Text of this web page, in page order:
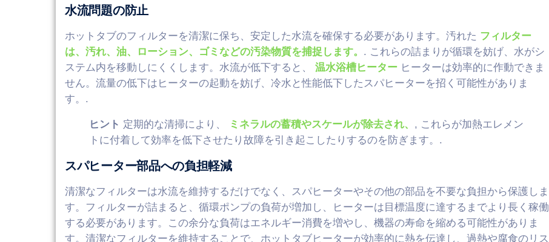
水流問題の防止
ホットタブのフィルターを清潔に保ち、安定した水流を確保する必要があります。汚れた フィルター
は、汚れ、油、ローション、ゴミなどの汚染物質を捕捉します。 . これらの詰まりが循環を妨げ、水がシ
ステム内を移動しにくくします。水流が低下すると、 温水浴槽ヒーター ヒーターは効率的に作動できま
せん。流量の低下はヒーターの起動を妨げ、冷水と性能低下したスパヒーターを招く可能性がありま
す。.
ヒント 定期的な清掃により、 ミネラルの蓄積やスケールが除去され、 , これらが加熱エレメン
トに付着して効率を低下させたり故障を引き起こしたりするのを防ぎます。.
スパヒーター部品への負担軽減
清潔なフィルターは水流を維持するだけでなく、スパヒーターやその他の部品を不要な負担から保護しま
す。フィルターが詰まると、循環ポンプの負荷が増加し、ヒーターは目標温度に達するまでより長く稼働
する必要があります。この余分な負荷はエネルギー消費を増やし、機器の寿命を縮める可能性がありま
す。清潔なフィルターを維持することで、ホットタブヒーターが効率的に熱を伝達し、過熱や腐食のリス